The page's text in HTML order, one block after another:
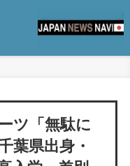
ツ「無駄に
葉県出身・